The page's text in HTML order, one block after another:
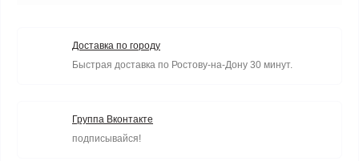
Доставка по городу
Быстрая доставка по Ростову-на-Дону 30 минут.
Группа Вконтакте
подписывайся!